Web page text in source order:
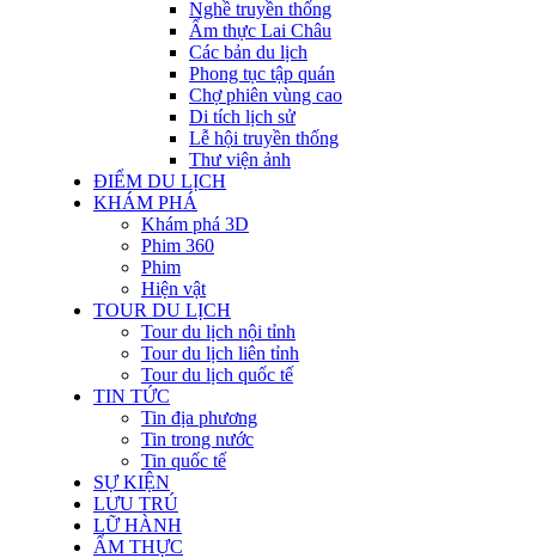
Nghề truyền thống
Ẩm thực Lai Châu
Các bản du lịch
Phong tục tập quán
Chợ phiên vùng cao
Di tích lịch sử
Lễ hội truyền thống
Thư viện ảnh
ĐIỂM DU LỊCH
KHÁM PHÁ
Khám phá 3D
Phim 360
Phim
Hiện vật
TOUR DU LỊCH
Tour du lịch nội tỉnh
Tour du lịch liên tỉnh
Tour du lịch quốc tế
TIN TỨC
Tin địa phương
Tin trong nước
Tin quốc tế
SỰ KIỆN
LƯU TRÚ
LỮ HÀNH
ẨM THỰC